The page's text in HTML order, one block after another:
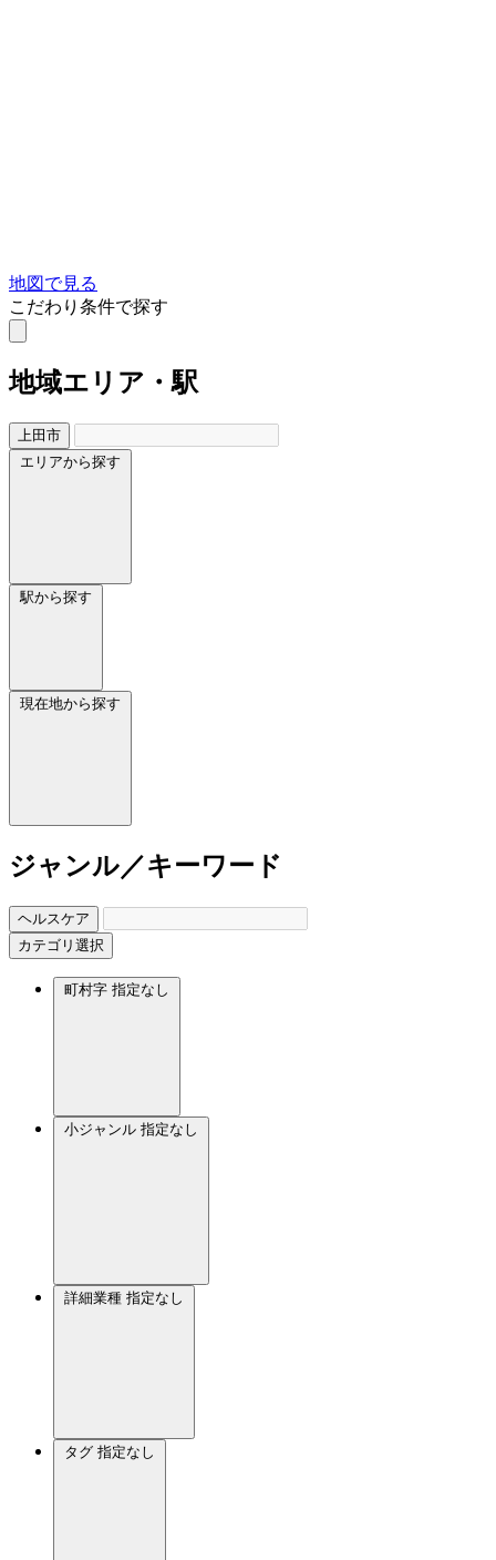
地図で見る
こだわり条件で探す
地域エリア・駅
上田市
エリアから探す
駅から探す
現在地から探す
ジャンル／キーワード
ヘルスケア
カテゴリ選択
町村字 指定なし
小ジャンル 指定なし
詳細業種 指定なし
タグ 指定なし